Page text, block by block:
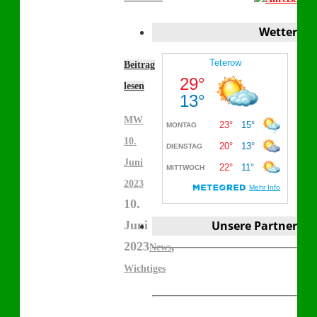
Beitrag
lesen
MW
10.
Juni
2023
10.
Juni
2023News,
Wichtiges
Wetter
Unsere Partner